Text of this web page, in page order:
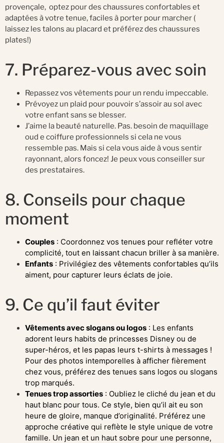
provençale, optez pour des chaussures confortables et
adaptées à votre tenue, faciles à porter pour marcher (
laissez les talons au placard et préférez des chaussures
plates!)
7. Préparez-vous avec soin
Repassez vos vêtements pour un rendu impeccable.
Prévoyez un plaid pour pouvoir s’assoir au sol avec
votre enfant sans se blesser.
J’aime la beauté naturelle. Pas. besoin de maquillage
oud e coiffure professionnels si cela ne vous
ressemble pas. Mais si cela vous aide à vous sentir
rayonnant, alors foncez! Je peux vous conseiller sur
des prestataires.
8. Conseils pour chaque
moment
Couples : Coordonnez vos tenues pour refléter votre
complicité, tout en laissant chacun briller à sa manière.
Enfants : Privilégiez des vêtements confortables qu’ils
aiment, pour capturer leurs éclats de joie.
9. Ce qu’il faut éviter
Vêtements avec slogans ou logos : Les enfants
adorent leurs habits de princesses Disney ou de
super-héros, et les papas leurs t-shirts à messages !
Pour des photos intemporelles à afficher fièrement
chez vous, préférez des tenues sans logos ou slogans
trop marqués.
Tenues trop assorties : Oubliez le cliché du jean et du
haut blanc pour tous. Ce style, bien qu’il ait eu son
heure de gloire, manque d’originalité. Préférez une
approche créative qui reflète le style unique de votre
famille. Un jean et un haut sobre pour une personne,